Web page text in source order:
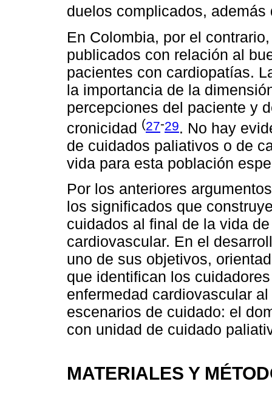
duelos complicados,
En Colombia, por el
publicados con relación al
pacientes con cardiopatías.
la importancia de la
percepciones del paciente y
cronicidad (27-29. No hay
de cuidados paliativos o de
vida para esta población
Por los anteriores
los significados que
cuidados al final de la vida
cardiovascular. En el
uno de sus objetivos,
que identifican los
enfermedad cardiovascular
escenarios de cuidado: el
con unidad de cuidado
MATERIALES Y